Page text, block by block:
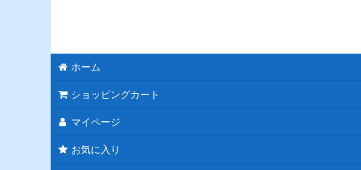
ホーム
ショッピングカート
マイページ
お気に入り